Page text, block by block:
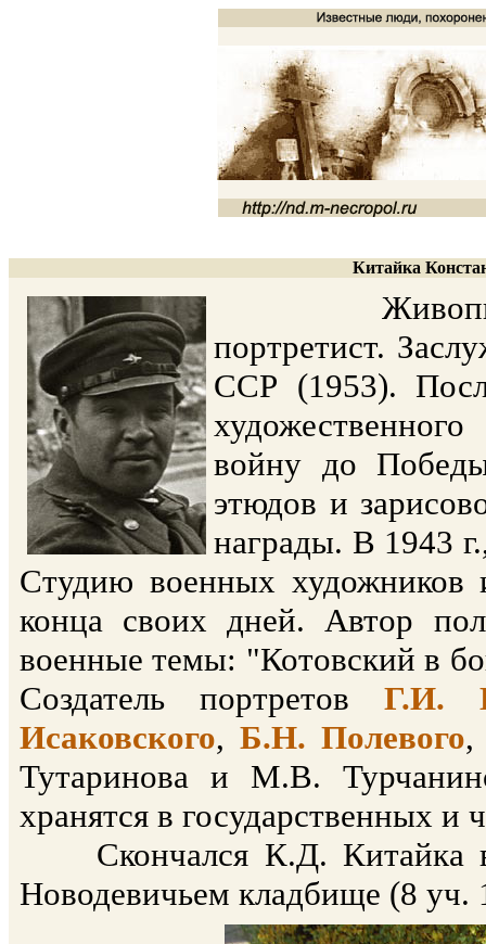
Китайка
Живописец,
портретист.
ССР (1953).
войну до
этюдов и
награды. В 1943
Студию военных художников
конца своих дней. Автор
военные темы: "Котовский в
Создатель портретов Г.И.
Исаковского,Б.Н. Полевого
Тутаринова и М.В.
хранятся в государственных и
Скончался К.Д. Китайка в
Новодевичьем кладбище (8 уч.